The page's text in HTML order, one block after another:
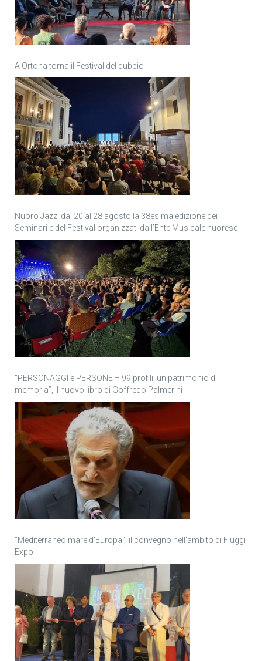
A Ortona torna il Festival del dubbio
Nuoro Jazz, dal 20 al 28 agosto la 38esima edizione dei
Seminari e del Festival organizzati dall’Ente Musicale nuorese
“PERSONAGGI e PERSONE – 99 profili, un patrimonio di
memoria”, il nuovo libro di Goffredo Palmerini
“Mediterraneo mare d’Europa”, il convegno nell’ambito di Fiuggi
Expo